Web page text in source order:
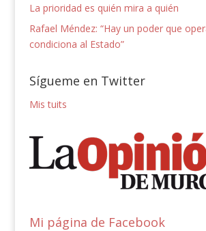
La prioridad es quién mira a quién
Rafael Méndez: “Hay un poder que
condiciona al Estado”
Sígueme en Twitter
Mis tuits
Mi página de Facebook